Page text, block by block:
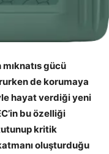
gücü
de korumaya
hayat verdiği yeni
bu özelliği
kritik
oluşturduğu